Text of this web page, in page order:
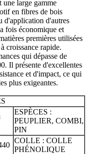
une large gamme
en fibres de bois
d'application d'autres
fois économique et
premières utilisées
croissance rapide.
qui dépasse de
Il présente d'excellentes
et d'impact, ce qui
plus exigeantes.
ESPÈCES :
PEUPLIER, COMBI,
PIN
COLLE : COLLE
PHÉNOLIQUE